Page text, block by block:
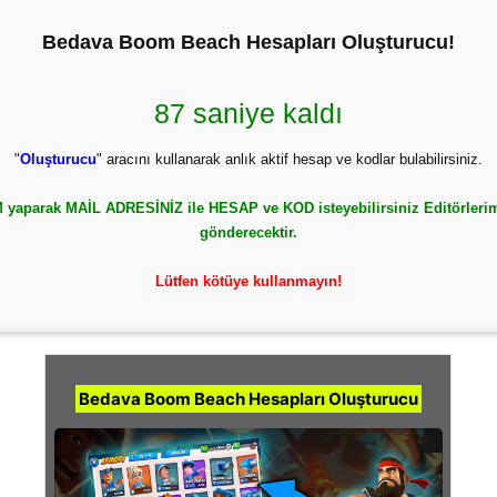
Bedava Boom Beach Hesapları Oluşturucu!
86 saniye kaldı
"Oluşturucu" aracını kullanarak anlık aktif hesap ve kodlar bulabilirsiniz.
yaparak MAİL ADRESİNİZ ile HESAP ve KOD isteyebilirsiniz
gönderecektir.
Lütfen kötüye kullanmayın!
Bedava Boom Beach Hesapları Oluşturucu